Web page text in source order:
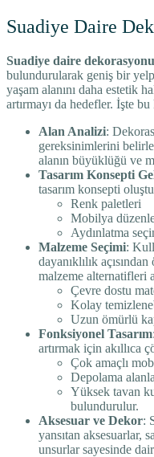
Suadiye Daire
Suadiye daire dekorasyonu
bulundurularak geniş bir
yaşam alanını daha estetik
artırmayı da hedefler. İşte
Alan Analizi:
gereksinimlerini
alanın büyüklüğü ve
Tasarım Konsepti
tasarım konsepti
Renk paletleri
Mobilya
Aydınlatma
Malzeme Seçimi:
dayanıklılık
malzeme alternatifleri
Çevre dostu
Kolay
Uzun ömürlü
Fonksiyonel Tasarım
artırmak için akıllıca
Çok amaçlı
Depolama
Yüksek tavan
bulundurulur.
Aksesuar ve Dekor:
yansıtan aksesuarlar,
unsurlar sayesinde